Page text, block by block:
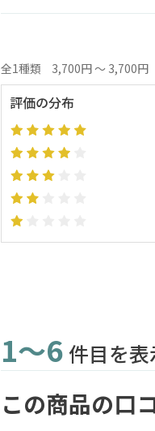
全1種類 3,700円 ～ 3,700円
評価の分布
1～6 件目を
この商品の口